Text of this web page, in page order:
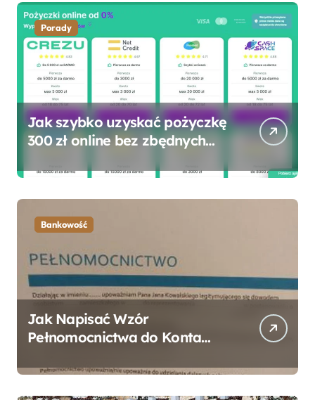
Porady
Jak szybko uzyskać pożyczkę
300 zł online bez zbędnych
Bankowość
Jak Napisać Wzór
Pełnomocnictwa do Konta
Przewodnik